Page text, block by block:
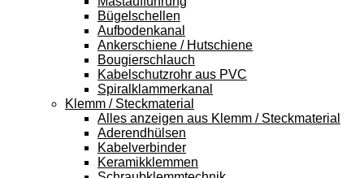
Bügelschellen
Aufbodenkanal
Ankerschiene / Hutschiene
Bougierschlauch
Kabelschutzrohr aus PVC
Spiralklammerkanal
Klemm / Steckmaterial
Alles anzeigen aus Klemm / Steckmaterial
Aderendhülsen
Kabelverbinder
Keramikklemmen